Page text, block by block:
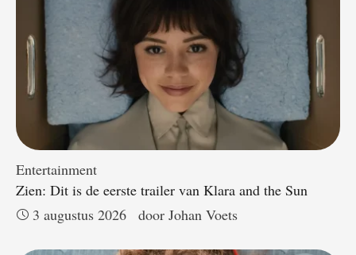
Entertainment
Zien: Dit is de eerste trailer van Klara and the Sun
3 augustus 2026
door Johan Voets